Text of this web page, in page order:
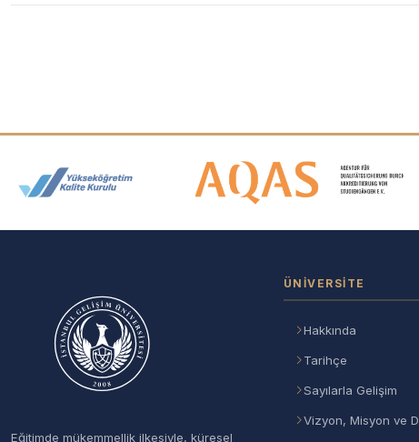
Akreditasyon ve Üyelik Logoları
Eğitimde mükemmellik ilkesiyle, küresel
ÜNIVERSITE
Hakkında
Tarihçe
Sayılarla Gelişim
Vizyon, Misyon ve